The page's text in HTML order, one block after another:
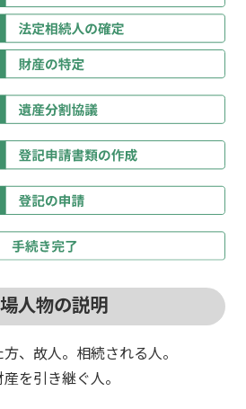
人物の説明
、故人。相続される人。
を引き継ぐ人。